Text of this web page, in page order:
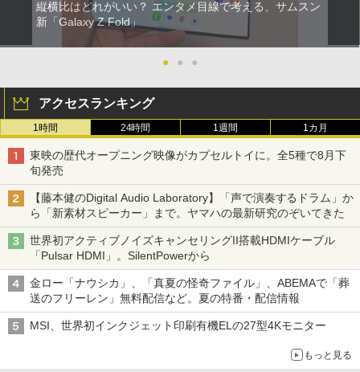
縦横比はどれがいい？ エンタメ目線で考える、サムスン
新「Galaxy Z Fold」
● ● ●
アクセスランキング
1時間 24時間 1週間 1カ月
東映の歴代オープニング映像がカプセルトイに。全5種で8月下
旬発売
【藤本健のDigital Audio Laboratory】「声で演奏するドラム」か
ら「新素材スピーカー」まで。ヤマハの最新研究のぞいてきた
世界初アクティブノイズキャンセリングII搭載HDMIケーブル
「Pulsar HDMI」。SilentPowerから
金ロー「ナウシカ」、「真夏の怪奇ファイル」、ABEMAで「葬
送のフリーレン」無料配信など。夏の特番・配信情報
MSI、世界初インクジェット印刷有機ELの27型4Kモニター
もっと見る